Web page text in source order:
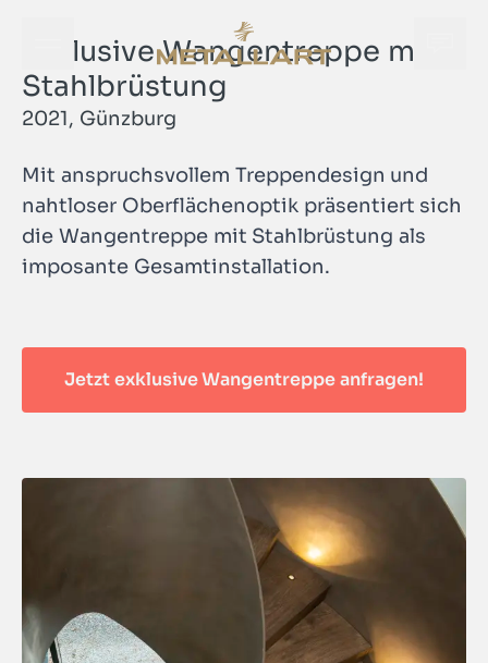
Öffne Navigationsmenü
METALLART Homepage
Exklusive Wangentreppe mit
Stahlbrüstung
2021, Günzburg
Mit anspruchsvollem Treppendesign und
nahtloser Oberflächenoptik präsentiert sich
die Wangentreppe mit Stahlbrüstung als
imposante Gesamtinstallation.
METALLART Homepage
Jetzt exklusive Wangentreppe anfragen!